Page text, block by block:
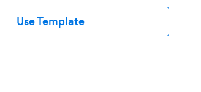
Use Template